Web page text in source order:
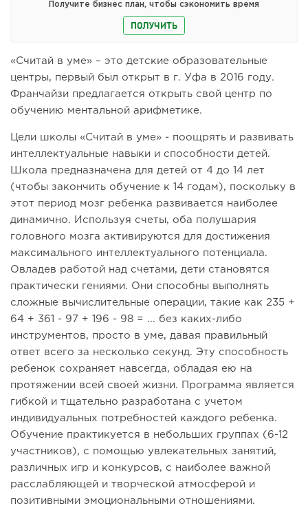
Получите бизнес план, чтобы сэкономить время
ПОЛУЧИТЬ
«Считай в уме» – это детские образовательные
центры, первый был открыт в г. Уфа в 2016 году.
Франчайзи предлагается открыть свой центр по
обучению ментальной арифметике.
Цели школы «Считай в уме» - поощрять и развивать
интеллектуальные навыки и способности детей.
Школа предназначена для детей от 4 до 14 лет
(чтобы закончить обучение к 14 годам), поскольку в
этот период мозг ребенка развивается наиболее
динамично. Используя счеты, оба полушария
головного мозга активируются для достижения
максимального интеллектуального потенциала.
Овладев работой над счетами, дети становятся
практически гениями. Они способны выполнять
сложные вычислительные операции, такие как 235 +
64 + 361 - 97 + 196 - 98 = ... без каких-либо
инструментов, просто в уме, давая правильный
ответ всего за несколько секунд. Эту способность
ребенок сохраняет навсегда, обладая ею на
протяжении всей своей жизни. Программа является
гибкой и тщательно разработана с учетом
индивидуальных потребностей каждого ребенка.
Обучение практикуется в небольших группах (6-12
участников), с помощью увлекательных занятий,
различных игр и конкурсов, с наиболее важной
расслабляющей и творческой атмосферой и
позитивными эмоциональными отношениями.